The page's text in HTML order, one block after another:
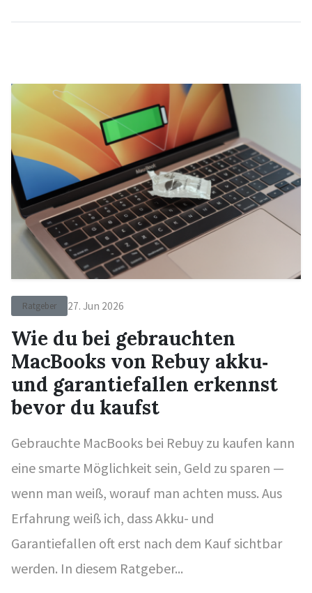
Ratgeber 27. Jun 2026
Wie du bei gebrauchten
MacBooks von Rebuy akku‑
und garantiefallen erkennst
bevor du kaufst
Gebrauchte MacBooks bei Rebuy zu kaufen kann
eine smarte Möglichkeit sein, Geld zu sparen —
wenn man weiß, worauf man achten muss. Aus
Erfahrung weiß ich, dass Akku- und
Garantiefallen oft erst nach dem Kauf sichtbar
werden. In diesem Ratgeber...